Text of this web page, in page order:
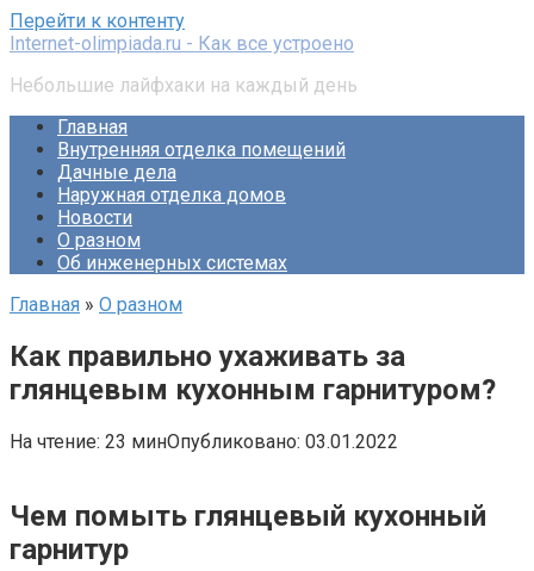
Перейти к контенту
Internet-olimpiada.ru - Как все устроено
Небольшие лайфхаки на каждый день
Главная
Внутренняя отделка помещений
Дачные дела
Наружная отделка домов
Новости
О разном
Об инженерных системах
Главная » О разном
Как правильно ухаживать за
глянцевым кухонным гарнитуром?
На чтение: 23 минОпубликовано: 03.01.2022
Чем помыть глянцевый кухонный
гарнитур